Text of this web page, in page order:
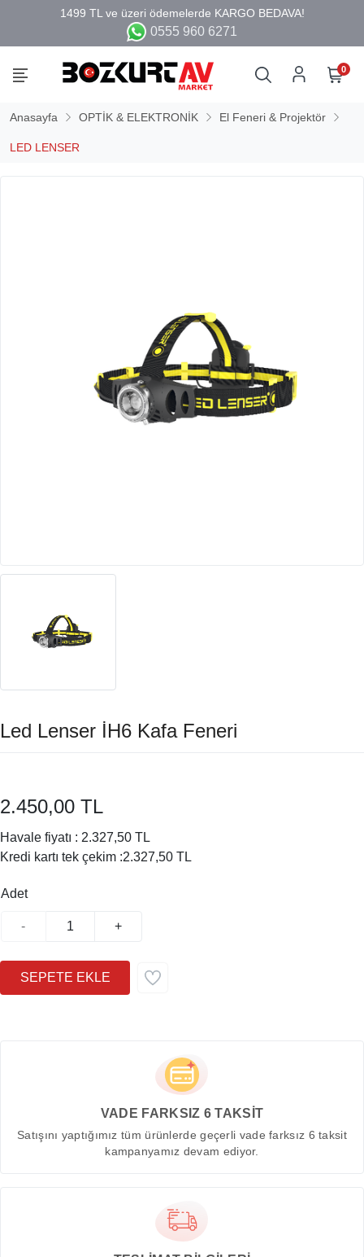
0555 960 6271
0
Anasayfa OPTİK & ELEKTRONİK El Feneri & Projektör
LED LENSER
Led Lenser İH6 Kafa Feneri
2.450,00 TL
Havale fiyatı : 2.327,50 TL
Kredi kartı tek çekim :2.327,50 TL
Adet
- +
VADE FARKSIZ 6 TAKSİT
Satışını yaptığımız tüm ürünlerde geçerli vade farksız 6 taksit
kampanyamız devam ediyor.